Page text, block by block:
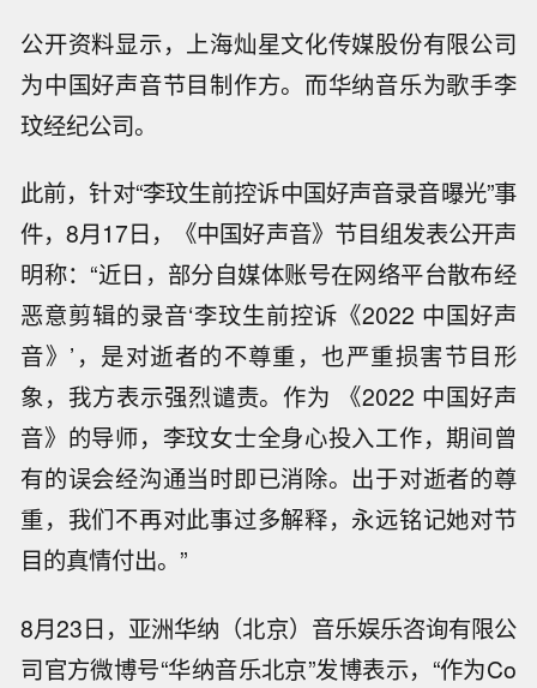
公开资料显示，上海灿星文化传媒股份有限公司
为中国好声音节目制作方。而华纳音乐为歌手李
玟经纪公司。
此前，针对“李玟生前控诉中国好声音录音曝光”事
件，8月17日，《中国好声音》节目组发表公开声
明称：“近日，部分自媒体账号在网络平台散布经
恶意剪辑的录音‘李玟生前控诉《2022 中国好声
音》’，是对逝者的不尊重，也严重损害节目形
象，我方表示强烈谴责。作为 《2022 中国好声
音》的导师，李玟女士全身心投入工作，期间曾
有的误会经沟通当时即已消除。出于对逝者的尊
重，我们不再对此事过多解释，永远铭记她对节
目的真情付出。”
8月23日，亚洲华纳（北京）音乐娱乐咨询有限公
司官方微博号“华纳音乐北京”发博表示，“作为Co